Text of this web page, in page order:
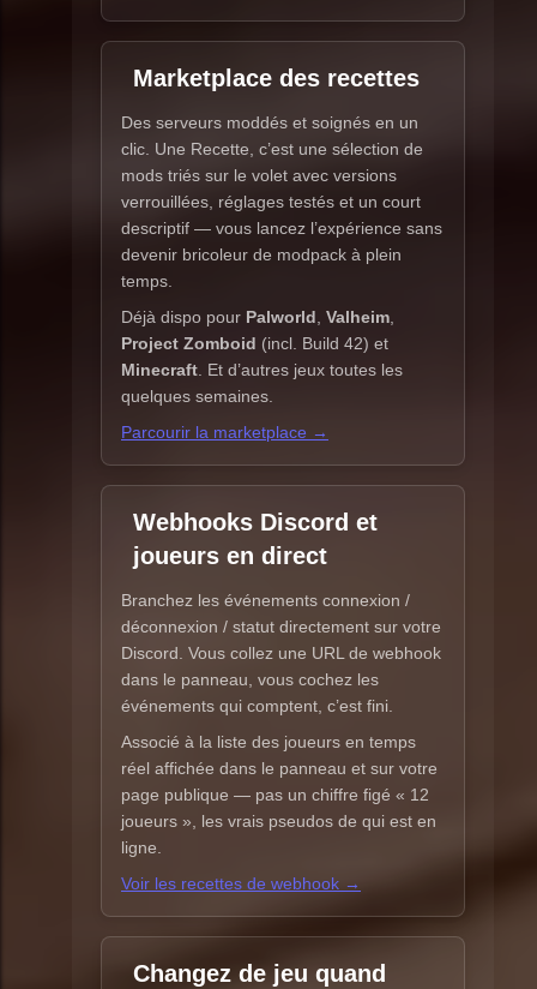
Marketplace des recettes
Des serveurs moddés et soignés en un
clic. Une Recette, c’est une sélection de
mods triés sur le volet avec versions
verrouillées, réglages testés et un court
descriptif — vous lancez l’expérience sans
devenir bricoleur de modpack à plein
temps.
Déjà dispo pour Palworld, Valheim,
Project Zomboid (incl. Build 42) et
Minecraft. Et d’autres jeux toutes les
quelques semaines.
Parcourir la marketplace →
Webhooks Discord et
joueurs en direct
Branchez les événements connexion /
déconnexion / statut directement sur votre
Discord. Vous collez une URL de webhook
dans le panneau, vous cochez les
événements qui comptent, c’est fini.
Associé à la liste des joueurs en temps
réel affichée dans le panneau et sur votre
page publique — pas un chiffre figé « 12
joueurs », les vrais pseudos de qui est en
ligne.
Voir les recettes de webhook →
Changez de jeu quand